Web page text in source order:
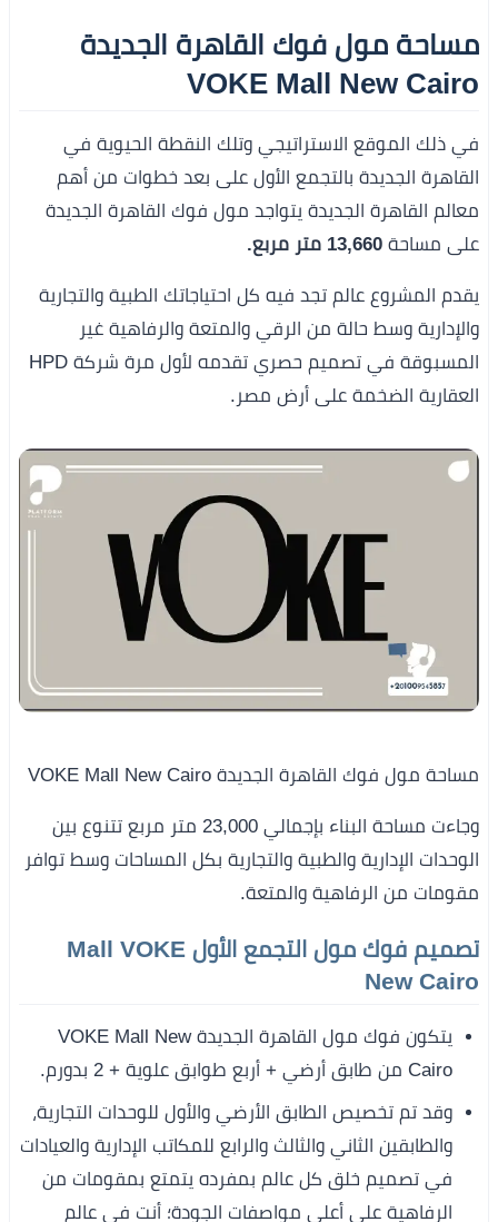
مساحة مول فوك القاهرة الجديدة
VOKE Mall New Cairo
في ذلك الموقع الاستراتيجي وتلك النقطة الحيوية في
القاهرة الجديدة بالتجمع الأول على بعد خطوات من أهم
معالم القاهرة الجديدة يتواجد مول فوك القاهرة الجديدة
على مساحة
يقدم المشروع عالم تجد فيه كل احتياجاتك الطبية والتجارية
والإدارية وسط حالة من الرقي والمتعة والرفاهية غير
المسبوقة في تصميم حصري تقدمه لأول مرة شركة HPD
العقارية الضخمة على أرض مصر.
مساحة مول فوك القاهرة الجديدة VOKE Mall New Cairo
وجاءت مساحة البناء بإجمالي 23,000 متر مربع تتنوع بين
الوحدات الإدارية والطبية والتجارية بكل المساحات وسط توافر
مقومات من الرفاهية والمتعة.
تصميم فوك مول التجمع الأول Mall VOKE
New Cairo
يتكون فوك مول القاهرة الجديدة VOKE Mall New
Cairo من طابق أرضي + أربع طوابق علوية + 2 بدورم.
وقد تم تخصيص الطابق الأرضي والأول للوحدات التجارية،
والطابقين الثاني والثالث والرابع للمكاتب الإدارية والعيادات
في تصميم خلق كل عالم بمفرده يتمتع بمقومات من
الرفاهية على أعلى مواصفات الجودة؛ أنت في عالم